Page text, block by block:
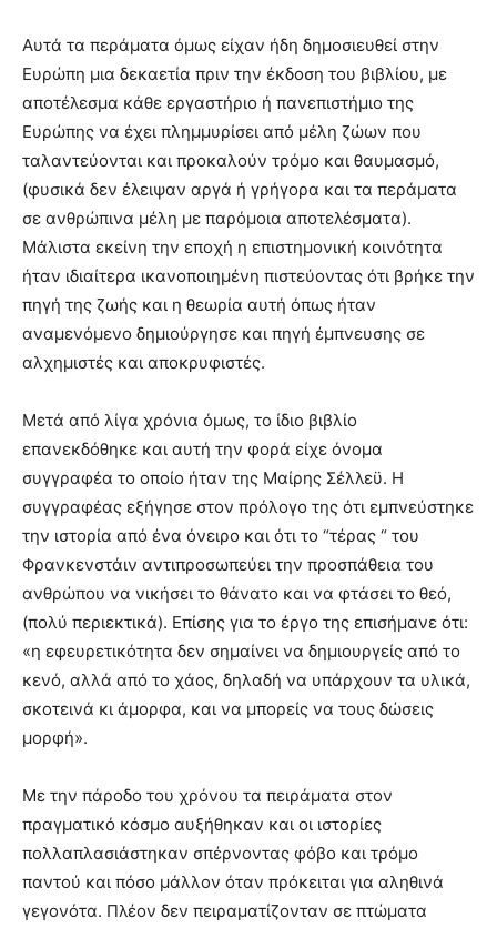
Αυτά τα περάματα όμως είχαν ήδη δημοσιευθεί στην
Ευρώπη μια δεκαετία πριν την έκδοση του βιβλίου, με
αποτέλεσμα κάθε εργαστήριο ή πανεπιστήμιο της
Ευρώπης να έχει πλημμυρίσει από μέλη ζώων που
ταλαντεύονται και προκαλούν τρόμο και θαυμασμό,
(φυσικά δεν έλειψαν αργά ή γρήγορα και τα περάματα
σε ανθρώπινα μέλη με παρόμοια αποτελέσματα).
Μάλιστα εκείνη την εποχή η επιστημονική κοινότητα
ήταν ιδιαίτερα ικανοποιημένη πιστεύοντας ότι βρήκε την
πηγή της ζωής και η θεωρία αυτή όπως ήταν
αναμενόμενο δημιούργησε και πηγή έμπνευσης σε
αλχημιστές και αποκρυφιστές.
Μετά από λίγα χρόνια όμως, το ίδιο βιβλίο
επανεκδόθηκε και αυτή την φορά είχε όνομα
συγγραφέα το οποίο ήταν της Μαίρης Σέλλεϋ. Η
συγγραφέας εξήγησε στον πρόλογο της ότι εμπνεύστηκε
την ιστορία από ένα όνειρο και ότι το “τέρας “ του
Φρανκενστάιν αντιπροσωπεύει την προσπάθεια του
ανθρώπου να νικήσει το θάνατο και να φτάσει το θεό,
(πολύ περιεκτικά). Επίσης για το έργο της επισήμανε ότι:
«η εφευρετικότητα δεν σημαίνει να δημιουργείς από το
κενό, αλλά από το χάος, δηλαδή να υπάρχουν τα υλικά,
σκοτεινά κι άμορφα, και να μπορείς να τους δώσεις
μορφή».
Με την πάροδο του χρόνου τα πειράματα στον
πραγματικό κόσμο αυξήθηκαν και οι ιστορίες
πολλαπλασιάστηκαν σπέρνοντας φόβο και τρόμο
παντού και πόσο μάλλον όταν πρόκειται για αληθινά
γεγονότα. Πλέον δεν πειραματίζονταν σε πτώματα